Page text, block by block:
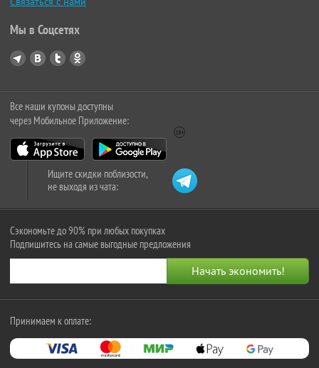
Мы в Соцсетях
Все наши купоны доступны
через Мобильное Приложение:
Ищите скидки поблизости,
не выходя из чата:
Сэкономьте до 90% при любых покупках
Подпишитесь на самые выгодные предложения
Принимаем к оплате: